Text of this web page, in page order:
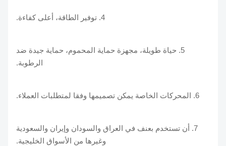
5. حياة طويلة، مجهزة حماية المحموم، حماية جيدة ضد
الرطوبة.
7. أن تستخدم بعنف في العراق والسودان وإيران والسعودية
وغيرها من الأسواق الخليجية.